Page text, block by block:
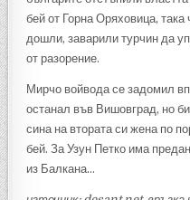
бей от Горна Оряховица, така
дошли, заварили турчин да
от разорение.
Мирчо войвода се задомил
останал във Вишовград, но
сина на втората си жена по
бей. За Узун Петко има
из Балкана…